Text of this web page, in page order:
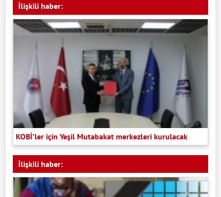
İlişkili haber:
KOBİ’ler için Yeşil Mutabakat merkezleri kurulacak
İlişkili haber: